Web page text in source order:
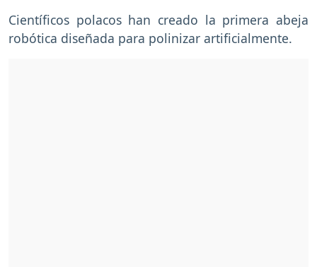
Científicos polacos han creado la primera abeja
robótica diseñada para polinizar artificialmente.